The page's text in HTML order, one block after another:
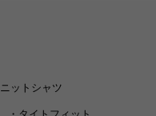
ニットシャツ